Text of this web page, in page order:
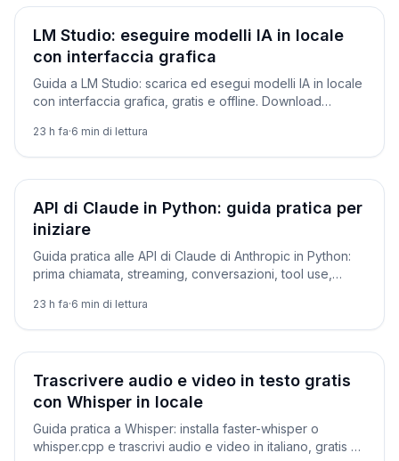
Tutorial
LM Studio: eseguire modelli IA in locale
con interfaccia grafica
Guida a LM Studio: scarica ed esegui modelli IA in locale
con interfaccia grafica, gratis e offline. Download
API.
23 h fa·6 min di lettura
Tutorial
API di Claude in Python: guida pratica per
iniziare
Guida pratica alle API di Claude di Anthropic in Python:
prima chiamata, streaming, conversazioni, tool use,
aggiornati.
23 h fa·6 min di lettura
Tutorial
Trascrivere audio e video in testo gratis
con Whisper in locale
Guida pratica a Whisper: installa faster-whisper o
whisper.cpp e trascrivi audio e video in italiano, gratis e